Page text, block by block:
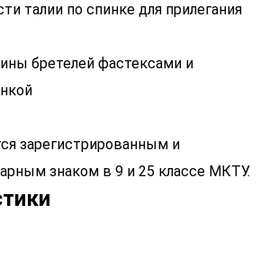
талии по спинке для прилегания
бретелей фастексами и
зарегистрированным и
знаком в 9 и 25 классе МКТУ.